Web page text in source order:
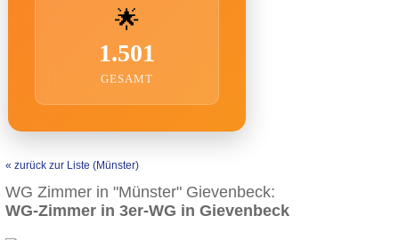
🌟
1.501
GESAMT
« zurück zur Liste (Münster)
WG Zimmer in "Münster" Gievenbeck:
WG-Zimmer in 3er-WG in Gievenbeck